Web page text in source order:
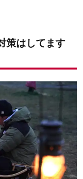
グチェア」★★★
」★★★
策はしてます